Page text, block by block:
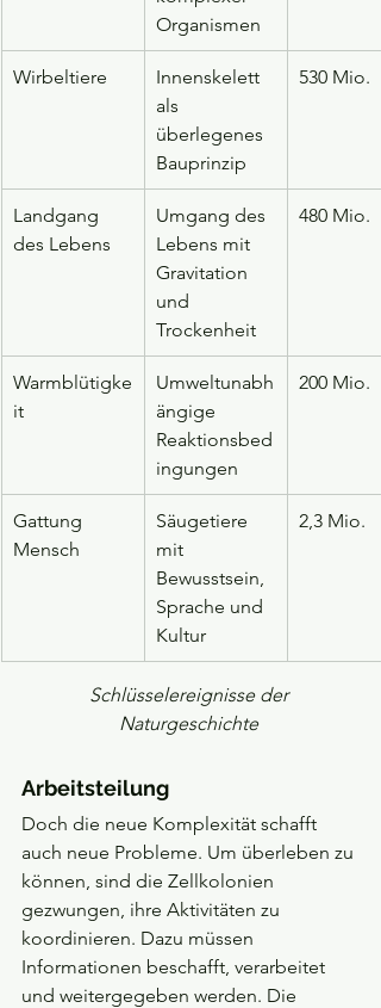
Organismen
Wirbeltiere
Innenskelett
als
überlegenes
Bauprinzip
530 Mio.
Landgang
des Lebens
Umgang des
Lebens mit
Gravitation
und
Trockenheit
480 Mio.
Warmblütigke
it
Umweltunabh
ängige
Reaktionsbed
ingungen
200 Mio.
Gattung
Mensch
Säugetiere
mit
Bewusstsein,
Sprache und
Kultur
2,3 Mio.
Schlüsselereignisse der
Naturgeschichte
Arbeitsteilung
Doch die neue Komplexität schafft
auch neue Probleme. Um überleben zu
können, sind die Zellkolonien
gezwungen, ihre Aktivitäten zu
koordinieren. Dazu müssen
Informationen beschafft, verarbeitet
und weitergegeben werden. Die